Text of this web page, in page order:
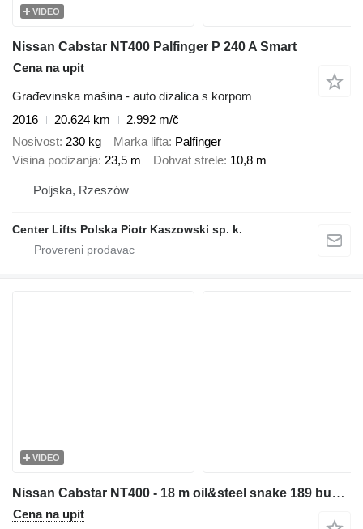
VIDEO
Nissan Cabstar NT400 Palfinger P 240 A Smart
Cena na upit
Građevinska mašina - auto dizalica s korpom
2016
20.624 km
2.992 m/č
Nosivost 230 kg Marka lifta Palfinger
Visina podizanja 23,5 m Dohvat strele 10,8 m
Poljska, Rzeszów
Center Lifts Polska Piotr Kaszowski sp. k.
VIDEO
Nissan Cabstar NT400 - 18 m oil&steel snake 189 bucket truck boom lift
Cena na upit